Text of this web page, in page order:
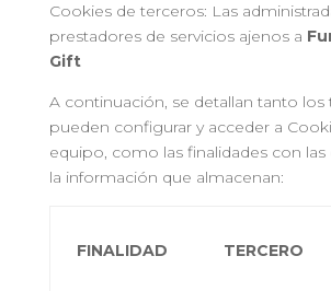
Cookies de terceros: Las
prestadores de servicios ajenos a
Gift
A continuación, se detallan tanto los
pueden configurar y acceder a
equipo, como las finalidades con las
la información que almacenan:
FINALIDAD TERCERO